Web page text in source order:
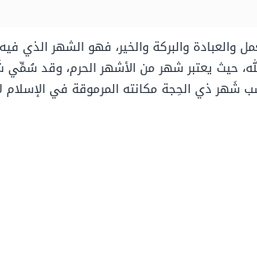
والعبادة والبركة والخير، فهو الشهر الذي
حيث يعتبر شهر من الأشهر الحرم، وقد
شَهر ذي الحِجة مكانته المرموقة في